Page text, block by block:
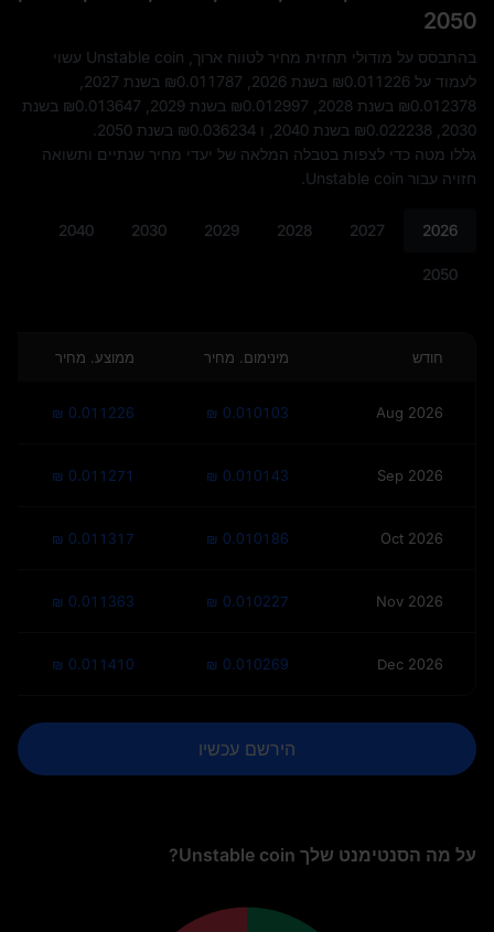
2050
בהתבסס על מודולי תחזית מחיר לטווח ארוך, Unstable coin עשוי
לעמוד על ₪0.011226 בשנת 2026, ₪0.011787 בשנת 2027,
₪0.012378 בשנת 2028, ₪0.012997 בשנת 2029, ₪0.013647 בשנת
2030,
₪0.022238 בשנת 2040, ו ₪0.036234 בשנת 2050.
גללו מטה כדי לצפות בטבלה המלאה של יעדי מחיר שנתיים ותשואה
חזויה עבור Unstable coin.
2026
2027
2028
2029
2030
2040
2050
חודש מינימום. מחיר ממוצע. מחיר
Aug 2026
₪ 0.010103
₪ 0.011226
Sep 2026
₪ 0.010143
₪ 0.011271
Oct 2026
₪ 0.010186
₪ 0.011317
Nov 2026
₪ 0.010227
₪ 0.011363
Dec 2026
₪ 0.010269
₪ 0.011410
הירשם עכשיו
על מה הסנטימנט שלך Unstable coin?